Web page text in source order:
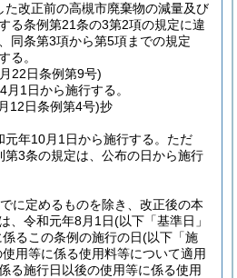
た改正前の高槻市廃棄物の減量及び
る条例第21条の3第2項の規定に違
同条第3項から第5項までの規定
る。
22日条例第9号)
1日から施行する。
12日条例第4号)抄
年10月1日から施行する。 ただ
第3条の規定は、公布の日から施行
に定めるものを除き、改正後の本
、令和元年8月1日(以下「基準日」
るこの条例の施行の日(以下「施
使用等に係る使用料等について適用
る施行日以後の使用等に係る使用